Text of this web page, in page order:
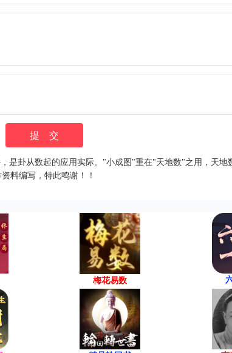
是卦从数起的应用实际。"小成图"重在"天地数"之用，天地
料编写，特此鸣谢！！
梅花易数